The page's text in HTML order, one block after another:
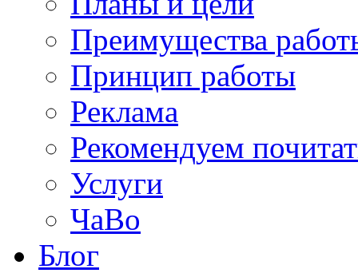
Преимущества
Принцип работы
Реклама
Рекомендуем
Услуги
ЧаВо
Блог